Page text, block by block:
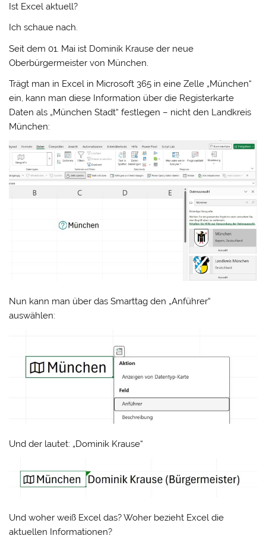
Ist Excel aktuell?
Ich schaue nach.
Seit dem 01. Mai ist Dominik Krause der neue
Oberbürgermeister von München.
Trägt man in Excel in Microsoft 365 in eine Zelle „München“
ein, kann man diese Information über die Registerkarte
Daten als „München Stadt“ festlegen – nicht den Landkreis
München:
Nun kann man über das Smarttag den „Anführer“
auswählen:
Und der lautet: „Dominik Krause“
Und woher weiß Excel das? Woher bezieht Excel die
aktuellen Informationen?